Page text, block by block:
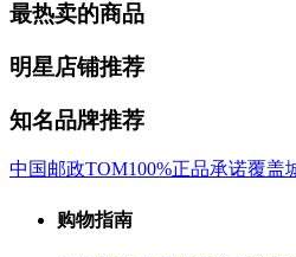
最热卖的商品
明星店铺推荐
知名品牌推荐
中国邮政TOM100%正品承诺覆盖
购物指南